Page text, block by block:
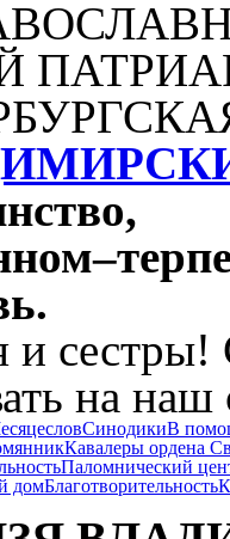
–
и
на наш
СинодикиВ
Кавалеры ордена
Паломнический
домБлаготворительность